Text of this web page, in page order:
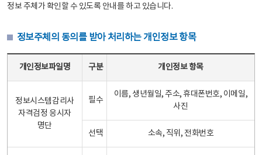
정보 주체가 확인할 수 있도록 안내를 하고 있습니다.
정보주체의 동의를 받아 처리하는 개인정보 항목
개인정보파일명 구분 개인정보 항목
정보시스템감리사
자격검정 응시자
명단
필수
이름, 생년월일, 주소, 휴대폰번호, 이메일,
사진
선택 소속, 직위, 전화번호